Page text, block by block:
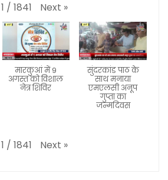
1 / 1841 Next »
मारकुआं में 9
अगस्त को विशाल
नेत्र शिविर
सुंदरकांड पाठ के
साथ मनाया
एमएलसी अनूप
गुप्ता का
जन्मदिवस
1 / 1841 Next »